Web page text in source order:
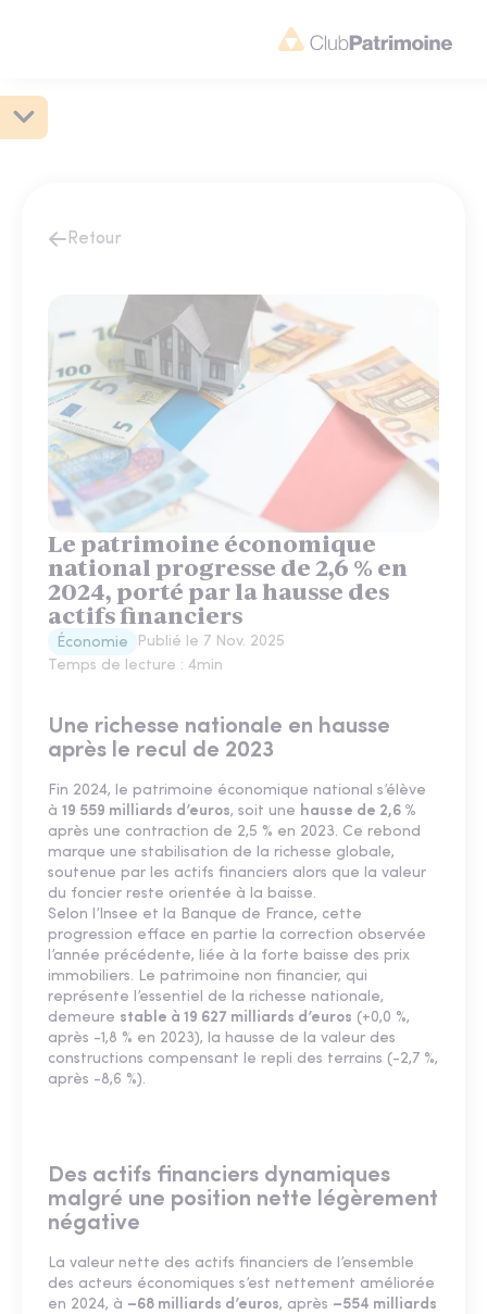
Retour
Le patrimoine économique
national progresse de 2,6 % en
2024, porté par la hausse des
actifs financiers
Économie Publié le 7 Nov. 2025
Temps de lecture : 4min
Une richesse nationale en hausse
après le recul de 2023
Fin 2024, le patrimoine économique national s’élève
à 19 559 milliards d’euros, soit une hausse de 2,6 %
après une contraction de 2,5 % en 2023. Ce rebond
marque une stabilisation de la richesse globale,
soutenue par les actifs financiers alors que la valeur
du foncier reste orientée à la baisse.
Selon l’Insee et la Banque de France, cette
progression efface en partie la correction observée
l’année précédente, liée à la forte baisse des prix
immobiliers. Le patrimoine non financier, qui
représente l’essentiel de la richesse nationale,
demeure stable à 19 627 milliards d’euros (+0,0 %,
après -1,8 % en 2023), la hausse de la valeur des
constructions compensant le repli des terrains (-2,7 %,
après -8,6 %).
Des actifs financiers dynamiques
malgré une position nette légèrement
négative
La valeur nette des actifs financiers de l’ensemble
des acteurs économiques s’est nettement améliorée
en 2024, à –68 milliards d’euros, après –554 milliards